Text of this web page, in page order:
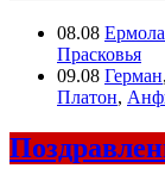
08.08
Прасковья
09.08 Герман,
Платон,